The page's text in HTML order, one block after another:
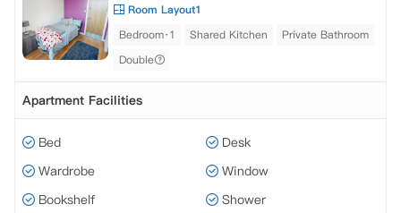
Room Layout1
Bedroom·1
Shared Kitchen
Private Bathroom
Double
Apartment Facilities
Bed
Desk
Wardrobe
Window
Bookshelf
Shower